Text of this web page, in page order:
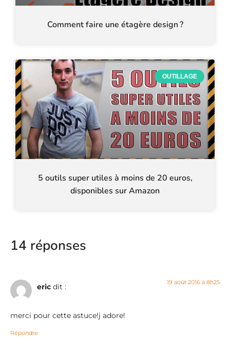
Comment faire une étagère design ?
OUTILLAGE
5 outils super utiles à moins de 20 euros,
disponibles sur Amazon
14 réponses
eric dit : 19 août 2016 à 8h25
merci pour cette astuce!j adore!
Répondre